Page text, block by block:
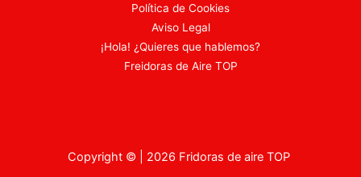
Política de Cookies
Aviso Legal
¡Hola! ¿Quieres que hablemos?
Freidoras de Aire TOP
Copyright © | 2026 Fridoras de aire TOP